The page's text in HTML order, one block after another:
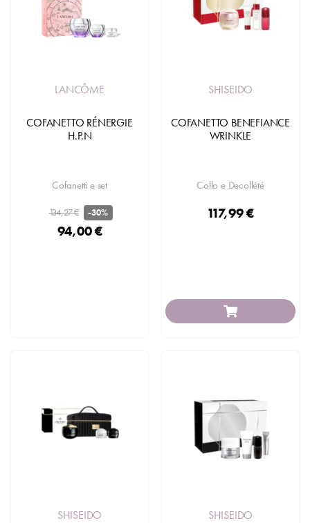
LANCÔME
COFANETTO RÉNERGIE
H.P.N
Cofanetti e set
134,27 € -30%
94,00 €
SHISEIDO
COFANETTO BENEFIANCE
WRINKLE
Collo e Decollété
117,99 €
SHISEIDO SHISEIDO